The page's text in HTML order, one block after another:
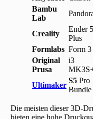
Bambu
Lab
Creality
Ender 5
Plus
Formlabs Form 3
Original
Prusa
i3
Ultimaker
S5 Pro
Bundle
Die meisten dieser 3D-
bieten eine hohe